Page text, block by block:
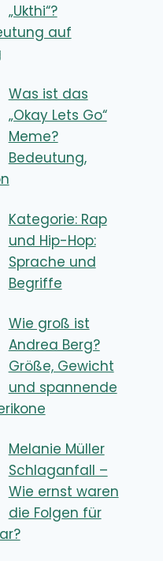
„Ukthi“?
auf
Was ist das
„Okay Lets Go“
Meme?
Bedeutung,
Kategorie: Rap
und Hip-Hop:
Sprache und
Begriffe
Wie groß ist
Andrea Berg?
Größe, Gewicht
und spannende
Melanie Müller
Schlaganfall –
Wie ernst waren
die Folgen für